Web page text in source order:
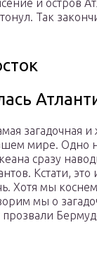
и остров
Так
загадочная
мире. Одно
сразу
Кстати,
Хотя мы
мы о
прозвали